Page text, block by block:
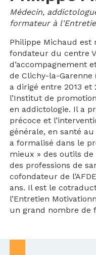
Médecin,
formateur à
Philippe Michaud est
fondateur du centre
d’accompagnement
de Clichy-la-
a dirigé entre 2013 et
l’Institut de
en addictologie. Il a
précoce et
générale, en santé
a formalisé dans le
mieux » des outils de
des professions de
cofondateur de
ans. Il est le
l’Entretien
un grand nombre de